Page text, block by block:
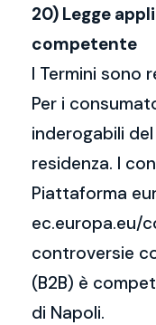
20) Legge
competente
I Termini sono
Per i
inderogabili
residenza. I
Piattaforma
ec.europa.eu/
controversie
(B2B) è
di Napoli.